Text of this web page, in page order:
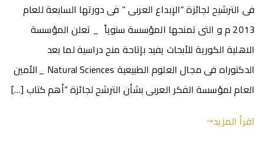
فى الترشيح لجائزة “الإبداع العربى ” فى دورتها السابعة للعام
2013 م و التى تمنحها المؤسسة سنوياً _ تعلن المؤسسة
الاهلية الكورية للأبحاث يفيد بإتاحة منح دراسية لما بعد
الدكتوراه فى مجال العلوم الطبيعية Natural Sciences _الأمين
العام لمؤسسة الفكر العربى بشأن الترشح لجائزة “أهم كتاب […]
اقرأ المزيد